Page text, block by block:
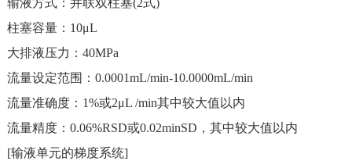
输液方式：并联双柱塞(2式)
柱塞容量：10μL
大排液压力：40MPa
流量设定范围：0.0001mL/min-10.0000mL/min
流量准确度：1%或2μL /min其中较大值以内
流量精度：0.06%RSD或0.02minSD，其中较大值以内
[输液单元的梯度系统]